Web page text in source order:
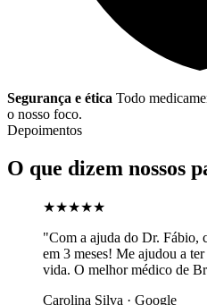
Segurança e ética Todo
o nosso foco.
Depoimentos
O que dizem nossos
★★★★★
"Com a ajuda do Dr. Fábio,
em 3 meses! Me ajudou a
vida. O melhor médico de
Carolina Silva · Google